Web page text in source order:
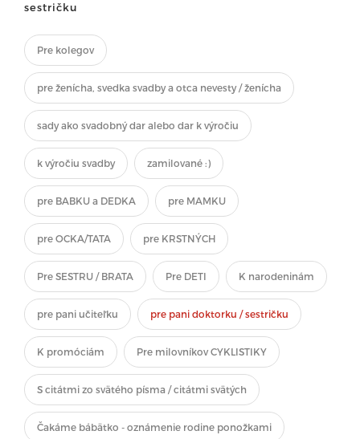
sestričku
Pre kolegov
pre ženícha, svedka svadby a otca nevesty / ženícha
sady ako svadobný dar alebo dar k výročiu
k výročiu svadby zamilované :)
pre BABKU a DEDKA pre MAMKU
pre OCKA/TATA pre KRSTNÝCH
Pre SESTRU / BRATA Pre DETI K narodeninám
pre pani učiteľku pre pani doktorku / sestričku
K promóciám Pre milovníkov CYKLISTIKY
S citátmi zo svätého písma / citátmi svätých
Čakáme bábätko - oznámenie rodine ponožkami